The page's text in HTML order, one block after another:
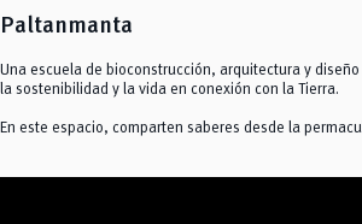
Paltanmanta
Una escuela de bioconstrucción, arquitectura y
la sostenibilidad y la vida en conexión con la Tierra.
En este espacio, comparten saberes desde la